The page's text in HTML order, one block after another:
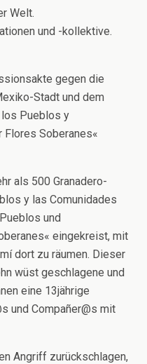
Welt.
und -kollektive.
gegen die
Stadt und dem
los Pueblos y
Flores Soberanes«
als 500 Granadero-
y las Comunidades
und
eingekreist, mit
dort zu räumen. Dieser
wüst geschlagene und
eine 13jährige
und Compañer@s mit
Angriff zurückschlagen,